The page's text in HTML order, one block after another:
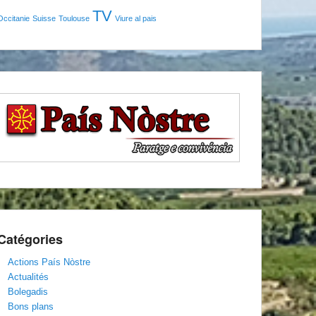
Suisse Toulouse TV Viure al pais
Actions País Nòstre
Actualités
Bolegadis
Bons plans